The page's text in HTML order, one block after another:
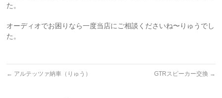
た。
オーディオでお困りなら一度当店にご相談くださいね〜りゅうでし
た。
← アルテッツァ納車（りゅう） GTRスピーカー交換 →